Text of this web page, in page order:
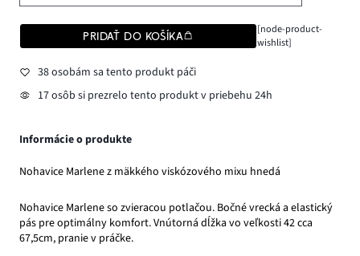
PRIDAŤ DO KOŠÍKA
[node-product-
wishlist]
38 osobám sa tento produkt páči
17 osôb si prezrelo tento produkt v priebehu 24h
Informácie o produkte
Nohavice Marlene z mäkkého viskózového mixu hnedá
Nohavice Marlene so zvieracou potlačou. Bočné vrecká a elastický
pás pre optimálny komfort. Vnútorná dĺžka vo veľkosti 42 cca
67,5cm, pranie v práčke.